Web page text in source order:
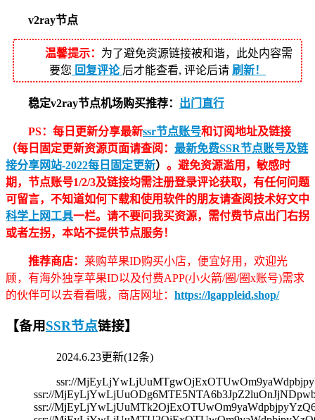
v2ray节点
温馨提示： 为了避免资源链接被和谐，此处内容需
要您 回复评论 后才能查看, 评论后请 刷新！
稳定v2ray节点机场购买推荐： 出门直行
PS：每日更新分享最新ssr节点账号和订阅地址及链接
（每日固定更新资源页面请查阅： 最新免费SSR节点账号及链
接分享网站-2022每日固定更新） 。避免资源滥用，敏感时
期，节点账号1/2/3及链接均需注册登录评论获取，有任何问题
可留言，不知道如何下载和使用软件的朋友请查阅技术好文中
科学上网工具一栏。请不要问我买资源，需付费节点出门右拐
或者左拐，本站不提供节点服务！
推荐商店： 莱购苹果ID购买小店，便宜好用，欢迎光
顾，有海外独享苹果ID以及付费APP(小火箭/圈/圈x账号)需求
的伙伴可以去看看哦，商店网址： https://lgappleid.shop/
【备用SSR节点链接】
2024.6.23更新(12条)
ssr://
ssr://
ssr://